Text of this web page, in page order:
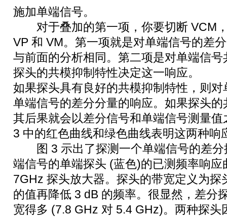
施加单端信号。
对于叠加的第一项，你要切断 VCM
VP 和 VM。第一项就是对单端信号的差
与前面的分析相同。第二项是对单端信
探头的共模抑制特性决定这一响应。
如果探头具有良好的共模抑制特性，则
单端信号的差分分量的响应。如果探头
其后果就会以差分信号和单端信号测量
3 中的红色曲线和绿色曲线表明这两种响
图 3 示出了探测一个单端信号的差分
端信号的单端探头 (蓝色)的已测频率响
7GHz 探头放大器。探头的带宽定义为探
的值再降低 3 dB 的频率。很显然，差分
宽得多 (7.8 GHz 对 5.4 GHz)。两种探头